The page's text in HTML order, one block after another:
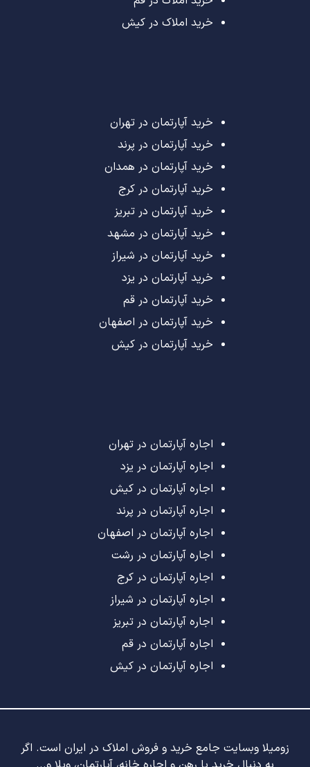
خرید املاک در کیش
خرید آپارتمان در تهران
خرید آپارتمان در پرند
خرید آپارتمان در همدان
خرید آپارتمان در کرج
خرید آپارتمان در تبریز
خرید آپارتمان در مشهد
خرید آپارتمان در شیراز
خرید آپارتمان در یزد
خرید آپارتمان در قم
خرید آپارتمان در اصفهان
خرید آپارتمان در کیش
اجاره آپارتمان در تهران
اجاره آپارتمان در یزد
اجاره آپارتمان در کیش
اجاره آپارتمان در پرند
اجاره آپارتمان در اصفهان
اجاره آپارتمان در رشت
اجاره آپارتمان در کرج
اجاره آپارتمان در شیراز
اجاره آپارتمان در تبریز
اجاره آپارتمان در قم
اجاره آپارتمان در کیش
زومیلا وبسایت جامع خرید و فروش املاک در ایران است. اگر